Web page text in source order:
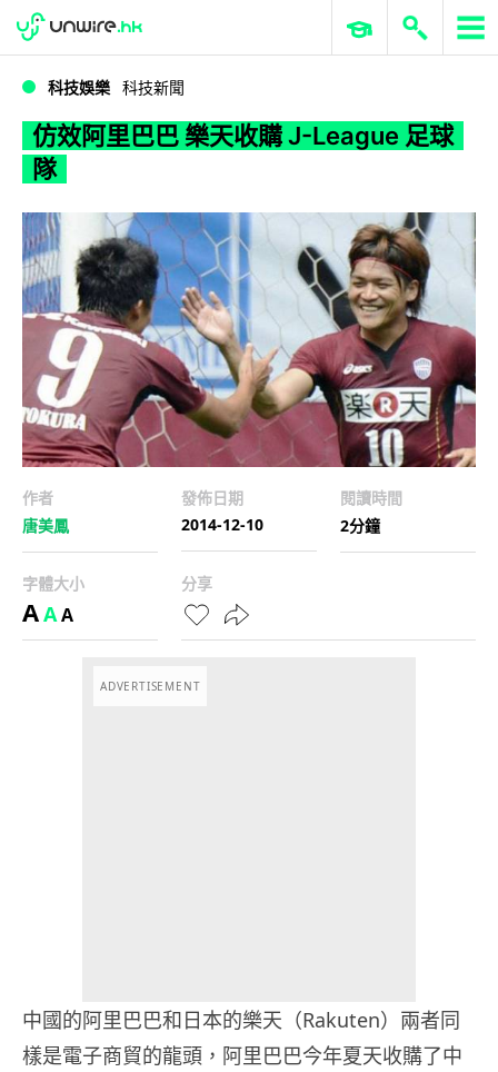
仿效阿里巴巴 樂天收購 J-League 足球隊
WWDC 2026 ERP 與商業 AI
科技娛樂 科技新聞
仿效阿里巴巴 樂天收購 J-League 足球
隊
作者
唐美鳳
發佈日期
2014-12-10
閱讀時間
2分鐘
字體大小
AAA
分享
ADVERTISEMENT
中國的阿里巴巴和日本的樂天（Rakuten）兩者同
樣是電子商貿的龍頭，阿里巴巴今年夏天收購了中